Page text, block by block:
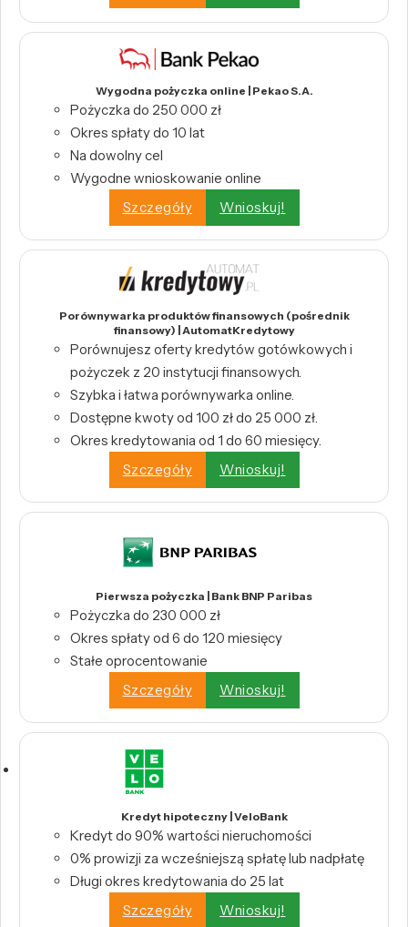
Wygodna pożyczka online | Pekao S.A.
Pożyczka do 250 000 zł
Okres spłaty do 10 lat
Na dowolny cel
Wygodne wnioskowanie online
Szczegóły
Wnioskuj!
Porównywarka produktów finansowych (pośrednik
finansowy) | AutomatKredytowy
Porównujesz oferty kredytów gotówkowych i
pożyczek z 20 instytucji finansowych.
Szybka i łatwa porównywarka online.
Dostępne kwoty od 100 zł do 25 000 zł.
Okres kredytowania od 1 do 60 miesięcy.
Szczegóły
Wnioskuj!
Pierwsza pożyczka | Bank BNP Paribas
Pożyczka do 230 000 zł
Okres spłaty od 6 do 120 miesięcy
Stałe oprocentowanie
Szczegóły
Wnioskuj!
Kredyt hipoteczny | VeloBank
Kredyt do 90% wartości nieruchomości
0% prowizji za wcześniejszą spłatę lub nadpłatę
Długi okres kredytowania do 25 lat
Szczegóły
Wnioskuj!